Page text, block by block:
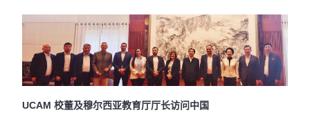
UCAM 校董及穆尔西亚教育厅厅长访问中国